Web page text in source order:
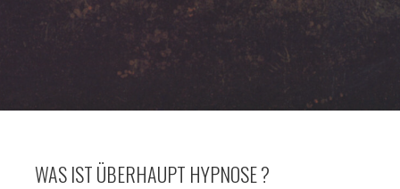
WAS IST ÜBERHAUPT HYPNOSE ?